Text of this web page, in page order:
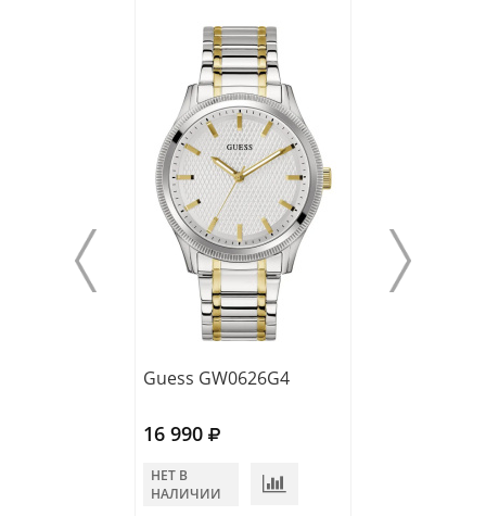
Guess GW0626G4
16 990
НЕТ В
НАЛИЧИИ